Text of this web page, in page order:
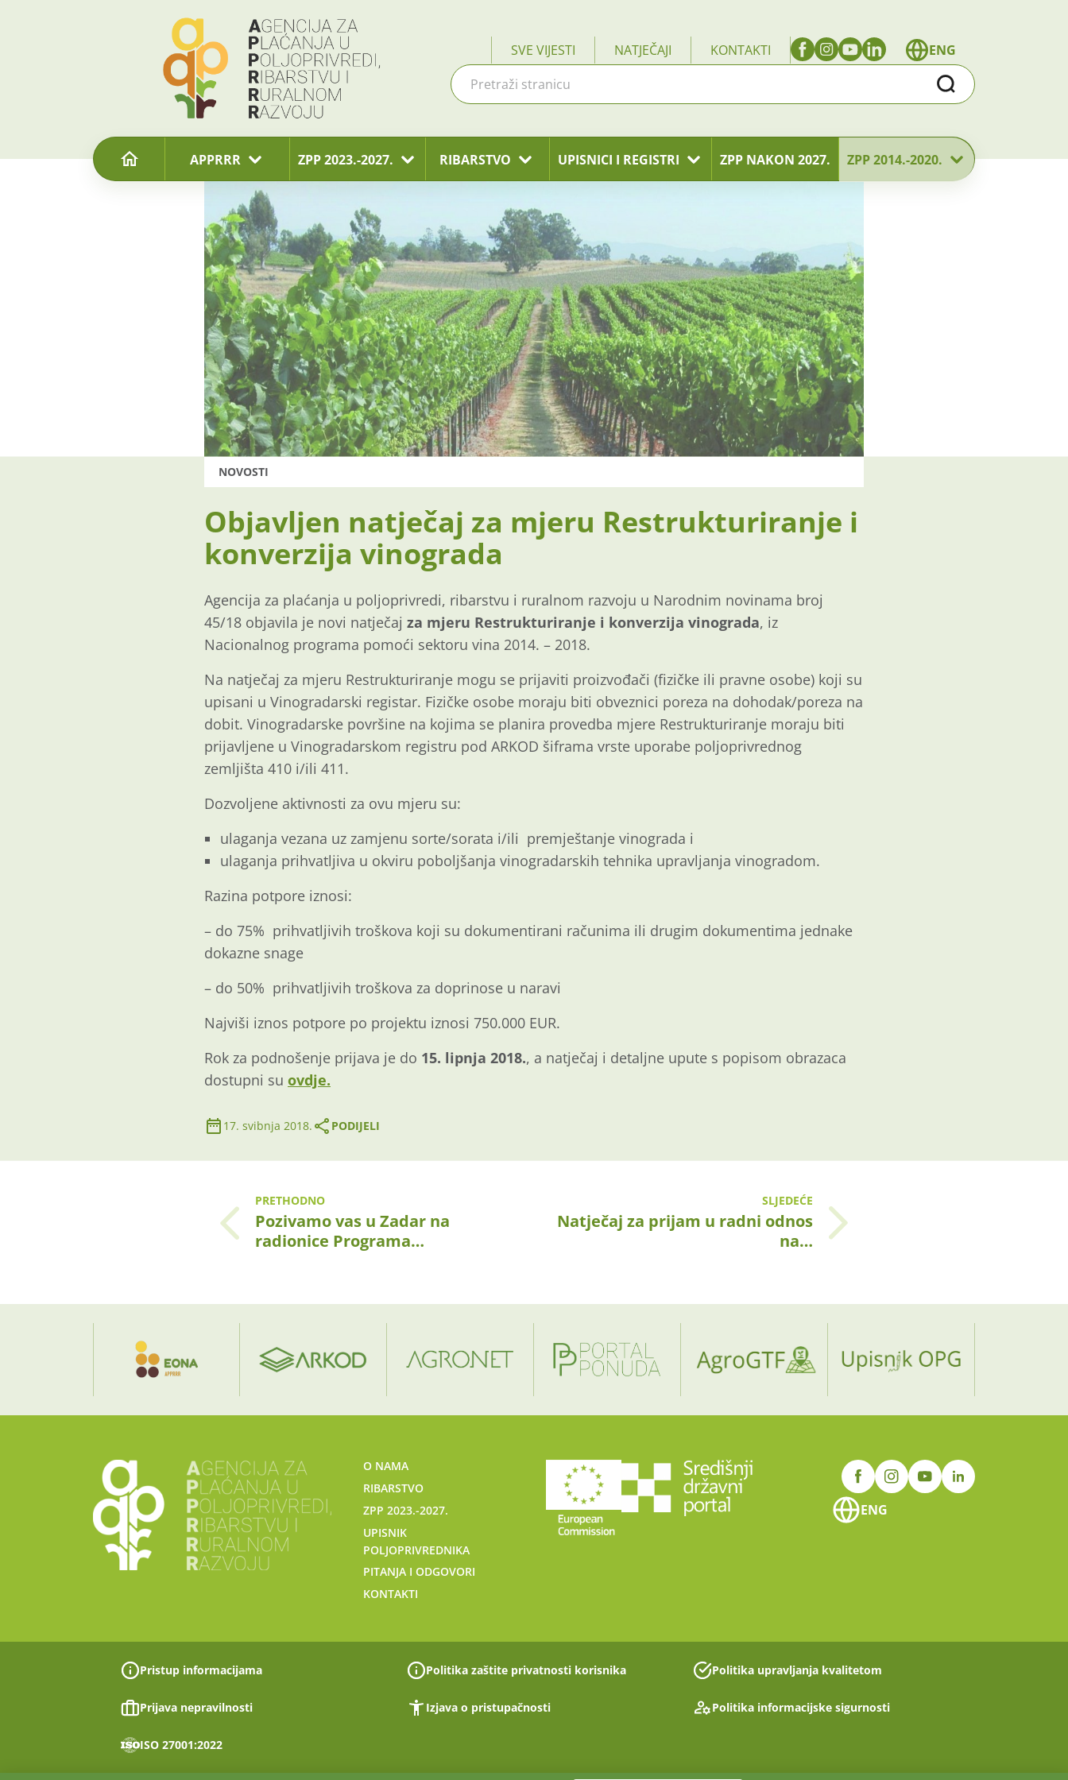
SVE VIJESTI NATJEČAJI KONTAKTI
ENG
Traži
APPRRR ZPP 2023.-2027. RIBARSTVO UPISNICI I REGISTRI ZPP NAKON 2027. ZPP 2014.-2020.
NOVOSTI
Objavljen natječaj za mjeru Restrukturiranje i
konverzija vinograda
Agencija za plaćanja u poljoprivredi, ribarstvu i ruralnom razvoju u Narodnim novinama broj
45/18 objavila je novi natječaj za mjeru Restrukturiranje i konverzija vinograda, iz
Nacionalnog programa pomoći sektoru vina 2014. – 2018.
Na natječaj za mjeru Restrukturiranje mogu se prijaviti proizvođači (fizičke ili pravne osobe) koji su
upisani u Vinogradarski registar. Fizičke osobe moraju biti obveznici poreza na dohodak/poreza na
dobit. Vinogradarske površine na kojima se planira provedba mjere Restrukturiranje moraju biti
prijavljene u Vinogradarskom registru pod ARKOD šiframa vrste uporabe poljoprivrednog
zemljišta 410 i/ili 411.
Dozvoljene aktivnosti za ovu mjeru su:
ulaganja vezana uz zamjenu sorte/sorata i/ili premještanje vinograda i
ulaganja prihvatljiva u okviru poboljšanja vinogradarskih tehnika upravljanja vinogradom.
Razina potpore iznosi:
– do 75% prihvatljivih troškova koji su dokumentirani računima ili drugim dokumentima jednake
dokazne snage
– do 50% prihvatljivih troškova za doprinose u naravi
Najviši iznos potpore po projektu iznosi 750.000 EUR.
Rok za podnošenje prijava je do 15. lipnja 2018., a natječaj i detaljne upute s popisom obrazaca
dostupni su ovdje.
17. svibnja 2018. PODIJELI
PRETHODNO
Pozivamo vas u Zadar na
radionice Programa…
SLJEDEĆE
Natječaj za prijam u radni odnos
na…
O NAMA
RIBARSTVO
ZPP 2023.-2027.
UPISNIK
POLJOPRIVREDNIKA
PITANJA I ODGOVORI
KONTAKTI
ENG
Pristup informacijama Politika zaštite privatnosti korisnika Politika upravljanja kvalitetom
Prijava nepravilnosti Izjava o pristupačnosti Politika informacijske sigurnosti
ISO 27001:2022